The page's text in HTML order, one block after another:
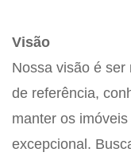
Visão
Nossa visão é
de referência,
manter os
excepcional.